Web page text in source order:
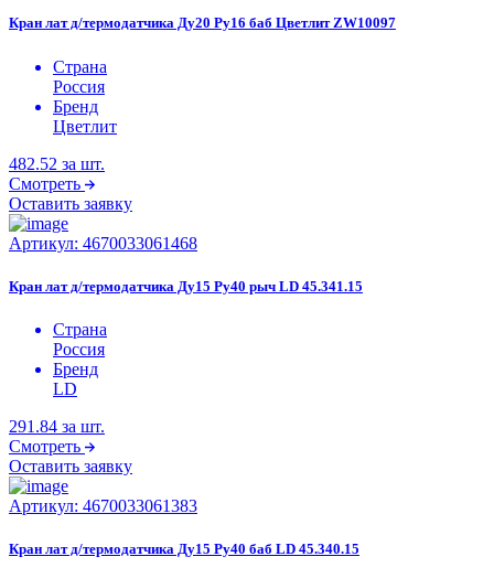
Кран лат д/термодатчика Ду20 Ру16 баб Цветлит ZW10097
Страна
Россия
Бренд
Цветлит
482.52 за шт.
Смотреть
Оставить заявку
Артикул: 4670033061468
Кран лат д/термодатчика Ду15 Ру40 рыч LD 45.341.15
Страна
Россия
Бренд
LD
291.84 за шт.
Смотреть
Оставить заявку
Артикул: 4670033061383
Кран лат д/термодатчика Ду15 Ру40 баб LD 45.340.15